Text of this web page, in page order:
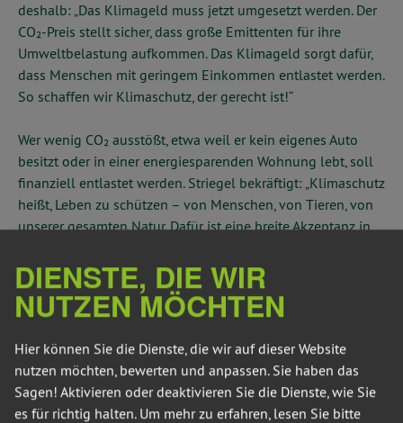
deshalb: „Das Klimageld muss jetzt umgesetzt werden. Der
CO₂-Preis stellt sicher, dass große Emittenten für ihre
Umweltbelastung aufkommen. Das Klimageld sorgt dafür,
dass Menschen mit geringem Einkommen entlastet werden.
So schaffen wir Klimaschutz, der gerecht ist!“
Wer wenig CO₂ ausstößt, etwa weil er kein eigenes Auto
besitzt oder in einer energiesparenden Wohnung lebt, soll
finanziell entlastet werden. Striegel bekräftigt: „Klimaschutz
heißt, Leben zu schützen – von Menschen, von Tieren, von
unserer gesamten Natur. Dafür ist eine breite Akzeptanz in
Gesellschaft die Kosten trägt, profitieren weiterhin die
größten Klimasünder. Das muss sich ändern!“
Wirtschaftsforschung (DIW) bestätigt, dass jede*r zweite
Befragte eine CO₂-Bepreisung unterstützt, wenn 80 % der
Einnahmen als Klimageld zurückfließen. Das zeigt: Die
DIENSTE, DIE WIR
NUTZEN MÖCHTEN
Hier können Sie die Dienste, die wir auf dieser Website
nutzen möchten, bewerten und anpassen. Sie haben das
Sagen! Aktivieren oder deaktivieren Sie die Dienste, wie Sie
es für richtig halten. Um mehr zu erfahren, lesen Sie bitte